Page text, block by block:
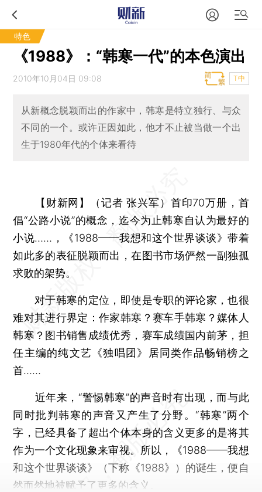
特色
《1988》：“韩寒一代”的本色演出
2010年10月04日 09:08 T中
从新概念脱颖而出的作家中，韩寒是特立独行、与众
不同的一个。或许正因如此，他才不止被当做一个出
生于1980年代的个体来看待
【财新网】（记者 张兴军） 首印70万册，首
倡“公路小说”的概念，迄今为止韩寒自认为最好的
小说……，《1988——我想和这个世界谈谈》带着
如此多的表征脱颖而出，在图书市场俨然一副独孤
求败的架势。
对于韩寒的定位，即使是专职的评论家，也很
难对其进行界定：作家韩寒？赛车手韩寒？媒体人
韩寒？图书销售成绩优秀，赛车成绩国内前茅，担
任主编的纯文艺《独唱团》居同类作品畅销榜之
首……
近年来，“警惕韩寒”的声音时有出现，而与此
同时批判韩寒的声音又产生了分野。“韩寒”两个
字，已经具备了超出个体本身的含义更多的是将其
作为一个文化现象来审视。所以，《1988——我想
和这个世界谈谈》（下称《1988》）的诞生，便自
然而然地被赋予了更多的含义。